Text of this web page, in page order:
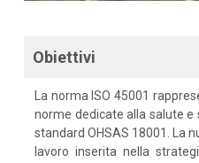
Obiettivi
La norma ISO 45001
norme dedicate alla salute
standard OHSAS 18001. La
lavoro inserita nella